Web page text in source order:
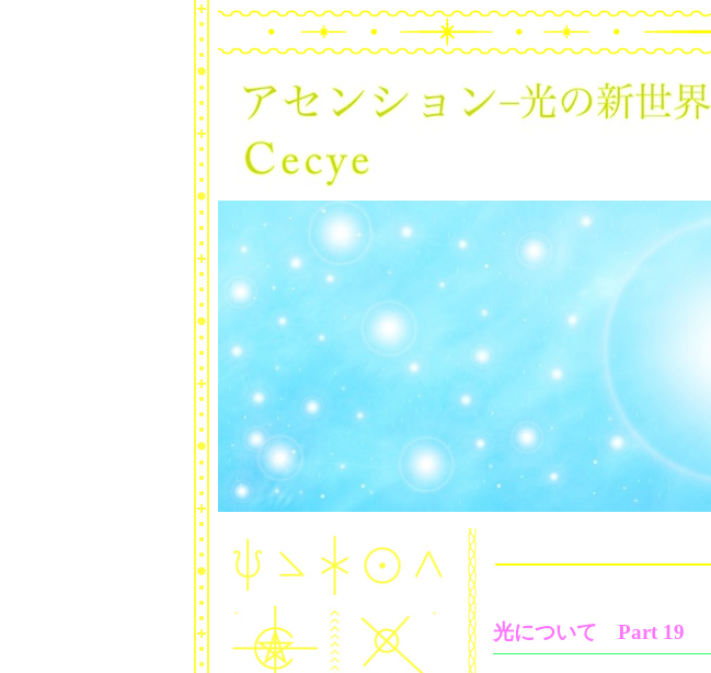
光について Part 19